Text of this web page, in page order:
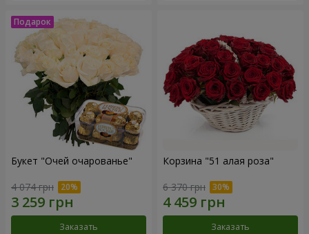
Букет "Очей очарованье"
4 074 грн
Заказать
Корзина "51 алая роза"
6 370 грн
Заказать